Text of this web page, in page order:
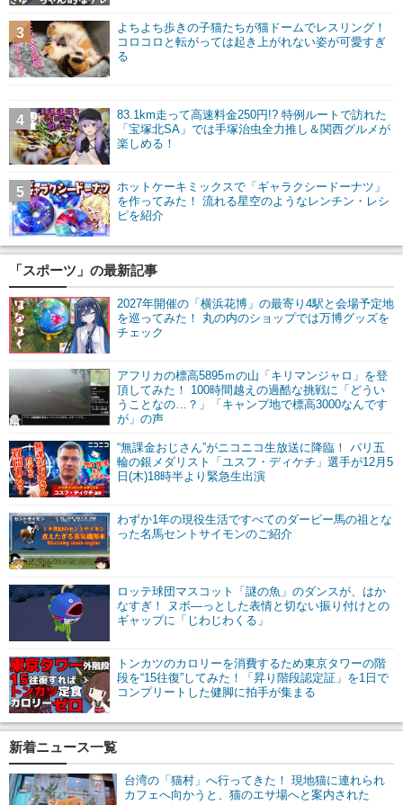
よちよち歩きの子猫たちが猫ドームでレスリング！
コロコロと転がっては起き上がれない姿が可愛すぎ
る
3
83.1km走って高速料金250円!? 特例ルートで訪れた
「宝塚北SA」では手塚治虫全力推し＆関西グルメが
楽しめる！
4
ホットケーキミックスで「ギャラクシードーナツ」
を作ってみた！ 流れる星空のようなレンチン・レシ
ピを紹介
5
「スポーツ」の最新記事
2027年開催の「横浜花博」の最寄り4駅と会場予定地
を巡ってみた！ 丸の内のショップでは万博グッズを
チェック
アフリカの標高5895ｍの山「キリマンジャロ」を登
頂してみた！ 100時間越えの過酷な挑戦に「どうい
うことなの…？」「キャンプ地で標高3000なんです
が」の声
“無課金おじさん”がニコニコ生放送に降臨！ パリ五
輪の銀メダリスト「ユスフ・ディケチ」選手が12月5
日(木)18時半より緊急生出演
わずか1年の現役生活ですべてのダービー馬の祖とな
った名馬セントサイモンのご紹介
ロッテ球団マスコット「謎の魚」のダンスが、はか
なすぎ！ ヌボ―っとした表情と切ない振り付けとの
ギャップに「じわじわくる」
トンカツのカロリーを消費するため東京タワーの階
段を“15往復”してみた！「昇り階段認定証」を1日で
コンプリートした健脚に拍手が集まる
新着ニュース一覧
台湾の「猫村」へ行ってきた！ 現地猫に連れられ
カフェへ向かうと、猫のエサ場へと案内された